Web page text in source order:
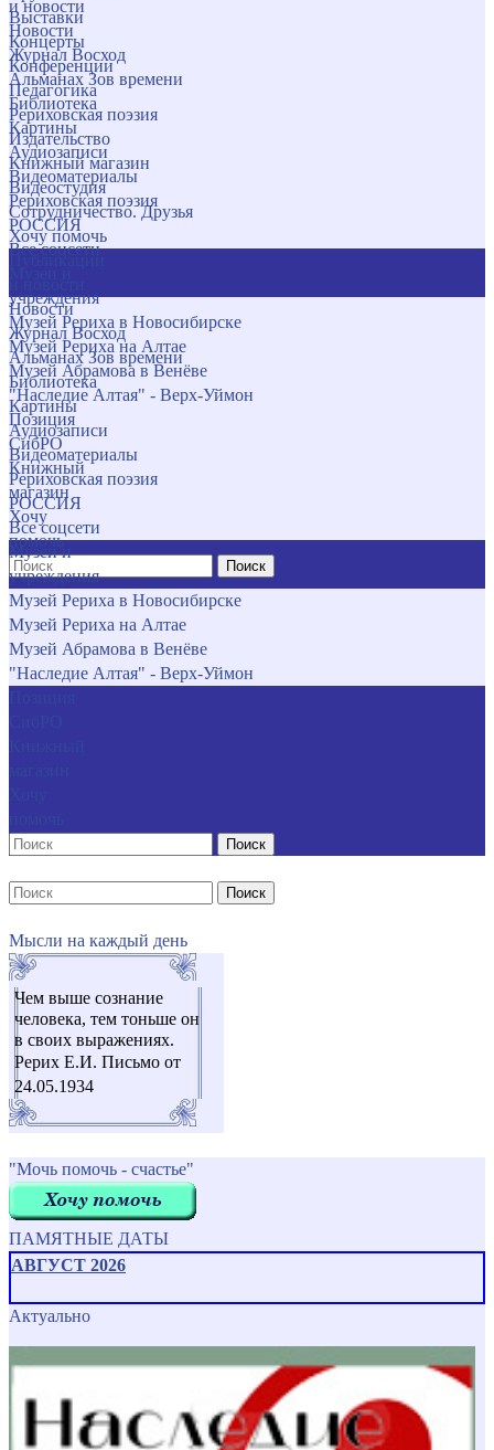
и новости
Новости
Журнал Восход
Альманах Зов времени
Библиотека
Картины
Аудиозаписи
Видеоматериалы
Рериховская поэзия
РОССИЯ
Все соцсети
учреждения
Музей Рериха в Новосибирске
Музей Рериха на Алтае
Музей Абрамова в Венёве
"Наследие Алтая" - Верх-Уймон
Позиция
СибРО
Книжный
магазин
Хочу
помочь
Поиск
Выставки
Концерты
Конференции
Педагогика
Рериховская поэзия
Издательство
Книжный магазин
Видеостудия
Сотрудничество. Друзья
Хочу помочь
Новости
Журнал Восход
Альманах Зов времени
Библиотека
Картины
Аудиозаписи
Видеоматериалы
Рериховская поэзия
РОССИЯ
Все соцсети
Музеи и
учреждения
Музей Рериха в Новосибирске
Музей Рериха на Алтае
Музей Абрамова в Венёве
"Наследие Алтая" - Верх-Уймон
Поиск
Поиск
Мысли на каждый день
Чем выше сознание
человека, тем тоньше он
в своих выражениях.
Рерих Е.И. Письмо от
24.05.1934
"Мочь помочь - счастье"
ПАМЯТНЫЕ ДАТЫ
АВГУСТ 2026
Актуально